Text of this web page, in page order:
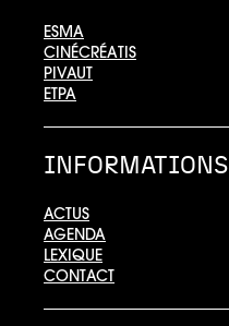
ESMA
CINÉCRÉATIS
PIVAUT
ETPA
INFORMATIONS
ACTUS
AGENDA
LEXIQUE
CONTACT